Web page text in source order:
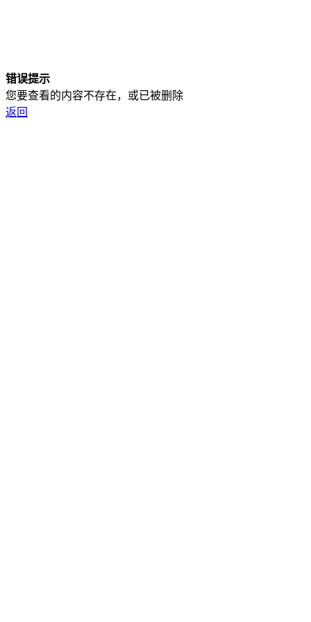
错误提示
您要查看的内容不存在，或已被删除
返回